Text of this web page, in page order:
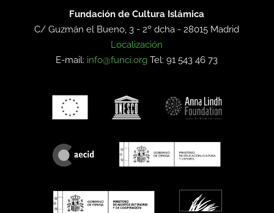
Fundación de Cultura Islámica
C/ Guzmán el Bueno, 3 - 2º dcha -28015 Madrid
Localización
E-mail: info@funci.org Tel: 91 543 46 73